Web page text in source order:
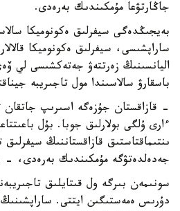
جاڭارتۋعا مۇمكىندىك بەرەدى.
بەيجىڭدەگى سيفرلىق ەكونوميكا
ساراپشىسى، سيفرلىق ەكونوميكا
اليانسىنىڭ زەرتتەۋ جەتەكشىسى لي
باسقارۋ سالاسىندا مول تاجىريبە
ءارى ۇلگى بولارلىق جوبا. بۇل
ىنتىماقتاستىق قازاقستاننىڭ سيفرلىق
جەدەلدەتۋگە مۇمكىندىك بەرەدى،
سونىمەن بىرگە ول قىتايلىق
دۇرىس ەمەستىگىن ايتتى. ساراپشىنىڭ